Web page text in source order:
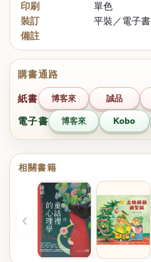
印刷
單色
裝訂
平裝／電子書
備註
購書通路
紙書 博客來 誠品
電子書 博客來 Kobo
相關書籍
‹